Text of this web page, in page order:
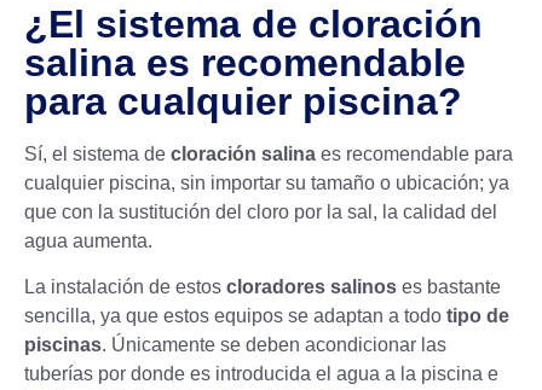
¿El sistema de cloración
salina es recomendable
para cualquier piscina?
Sí, el sistema de cloración salina es recomendable para
cualquier piscina, sin importar su tamaño o ubicación; ya
que con la sustitución del cloro por la sal, la calidad del
agua aumenta.
La instalación de estos cloradores salinos es bastante
sencilla, ya que estos equipos se adaptan a todo tipo de
piscinas. Únicamente se deben acondicionar las
tuberías por donde es introducida el agua a la piscina e